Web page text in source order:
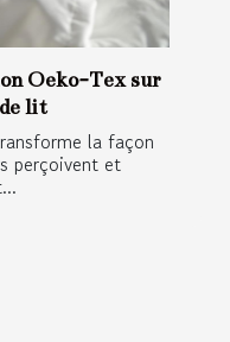
Oeko-Tex sur
lit
la façon
perçoivent et